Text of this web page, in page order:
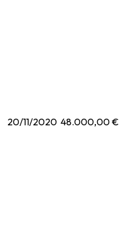
20/11/2020 48.000,00 €